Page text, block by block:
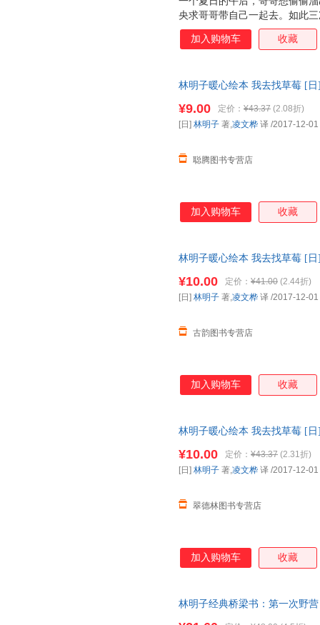
央求哥哥带自己一起去。如此
去。那一刻，妹妹欢呼雀跃着
来不及穿鞋子，拖拉着鞋就跟
加入购物车 收藏
林明子暖心绘本 我去找草莓 [
¥9.00 定价： ¥43.37 (2.08折)
聪腾图书专营店
[日] 林明子 著,凌文桦 译 /2017-12-01
加入购物车 收藏
林明子暖心绘本 我去找草莓 [
¥10.00 定价： ¥41.00 (2.44折)
古韵图书专营店
[日] 林明子 著,凌文桦 译 /2017-12-01
加入购物车 收藏
林明子暖心绘本 我去找草莓 [
¥10.00 定价： ¥43.37 (2.31折)
翠德林图书专营店
[日] 林明子 著,凌文桦 译 /2017-12-01
加入购物车 收藏
林明子经典桥梁书：第一次野